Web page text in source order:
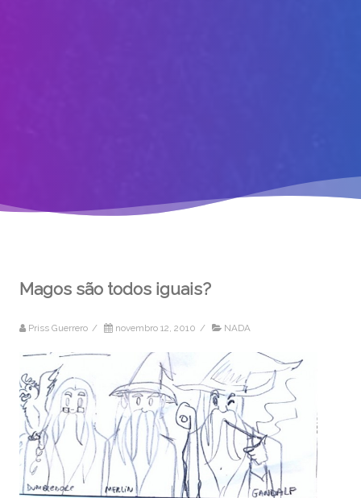
Magos são todos iguais?
Priss Guerrero / novembro 12, 2010 / NADA